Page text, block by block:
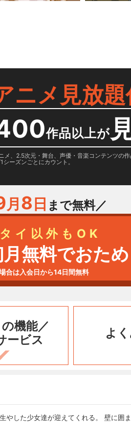
ニメ見放
作品以上が
、2.5次元・舞台、声優・音楽コンテンツの
ーズンごとにカウント。
月 8 日 まで無料／
イ以外もOK
無料でおた
合は入会日から14日間無料
機能／
ービス
よ
やした少女達が迎えてくれる。 壁に囲